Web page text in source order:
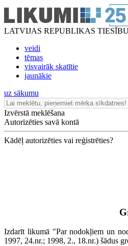
LATVIJAS REPUBLIKAS
veidi
tēmas
visvairāk skatītie
jaunākie
uz sākumu
Izvērstā meklēšana
Autorizēties savā kontā
Kādēļ autorizēties vai reģistrēties?
Izdarīt likumā "Par nodokļiem un
1997, 24.nr.; 1998, 2., 18.nr.) šādus